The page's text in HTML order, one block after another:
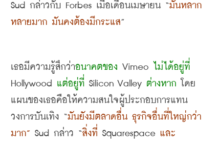
Sud กล่าวกับ Forbes เมื่อเดือนเมษายน “มันหลาก
หลายมาก มันคงต้องมีกระแส”
เธอมีความรู้สึกว่าอนาคตของ Vimeo
ไม่ได้อยู่ที่
Hollywood แต่อยู่ที่ Silicon Valley ต่างหาก โดย
แผนของเธอคือให้ความสนใจผู้ประกอบการแทน
วงการบันเทิง “มันยังมีตลาดอื่น ธุรกิจอื่นที่ใหญ่กว่า
มาก” Sud กล่าว “สิ่งที่ Squarespace และ